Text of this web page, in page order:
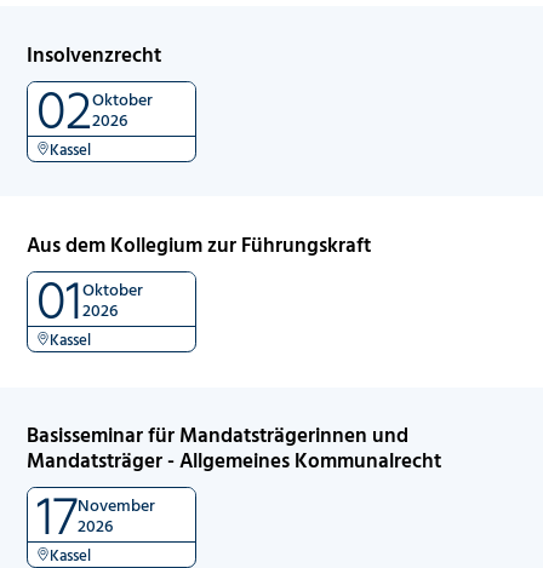
Insolvenzrecht
02Oktober
2026
Kassel
Aus dem Kollegium zur Führungskraft
01Oktober
2026
Kassel
Basisseminar für Mandatsträgerinnen und
Mandatsträger - Allgemeines Kommunalrecht
17November
2026
Kassel